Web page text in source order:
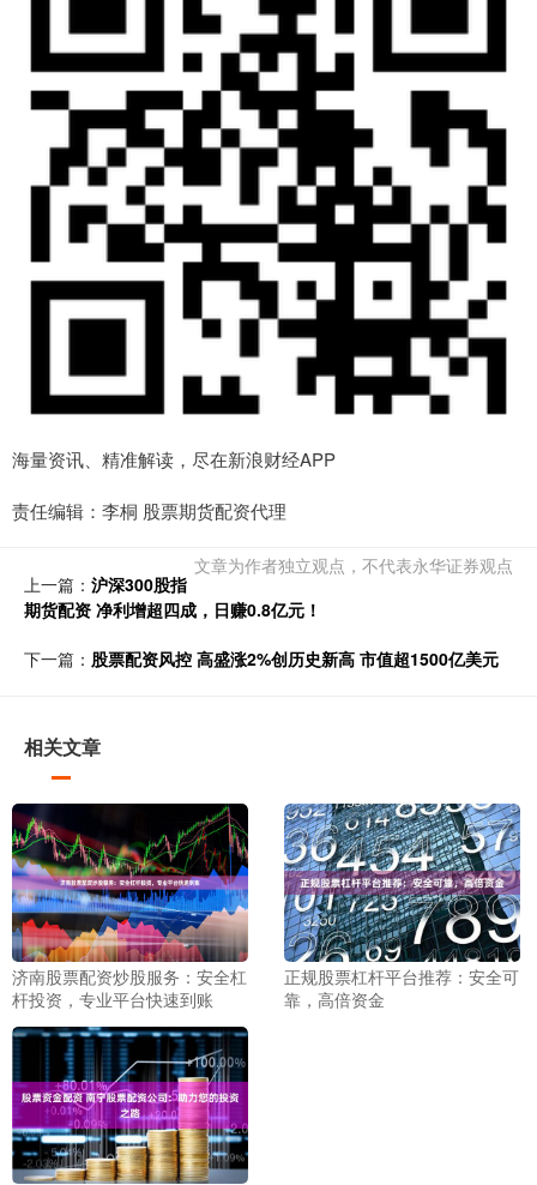
海量资讯、精准解读，尽在新浪财经APP
责任编辑：李桐 股票期货配资代理
文章为作者独立观点，不代表永华证券观点
上一篇： 沪深300股指
期货配资 净利增超四成，日赚0.8亿元！
下一篇： 股票配资风控 高盛涨2%创历史新高 市值超1500亿美元
相关文章
济南股票配资炒股服务：安全杠
杆投资，专业平台快速到账
正规股票杠杆平台推荐：安全可
靠，高倍资金